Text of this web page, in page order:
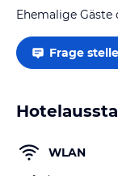
Ehemalige
Frage
WLAN